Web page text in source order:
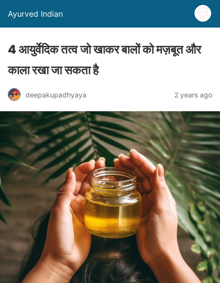
Ayurved Indian
4 आयुर्वेदिक तत्व जो खाकर बालों को मज़बूत और
काला रखा जा सकता है
deepakupadhyaya 2 years ago